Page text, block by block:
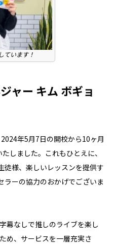
ています！
ャー キム ボギョ
年5月7日の開校から10ヶ月
しました。これもひとえに、
徒様、楽しいレッスンを提供す
ラーの協力のおかげでございま
幕なしで推しのライブを楽し
め、サービスを一層充実さ